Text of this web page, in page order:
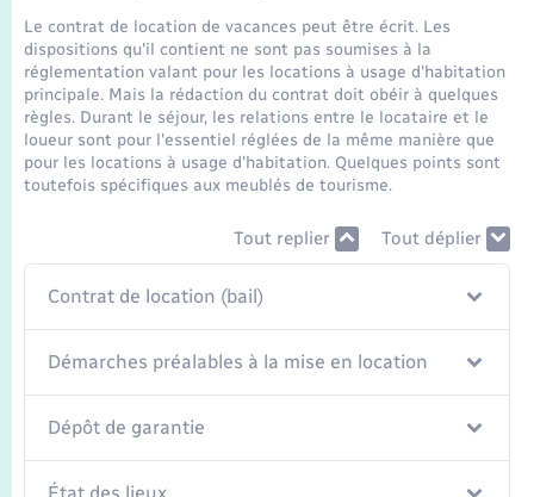
Le contrat de location de vacances peut être écrit. Les
dispositions qu'il contient ne sont pas soumises à la
réglementation valant pour les locations à usage d'habitation
principale. Mais la rédaction du contrat doit obéir à quelques
règles. Durant le séjour, les relations entre le locataire et le
loueur sont pour l'essentiel réglées de la même manière que
pour les locations à usage d'habitation. Quelques points sont
toutefois spécifiques aux meublés de tourisme.
Tout replier Tout déplier
Contrat de location (bail)
Démarches préalables à la mise en location
Dépôt de garantie